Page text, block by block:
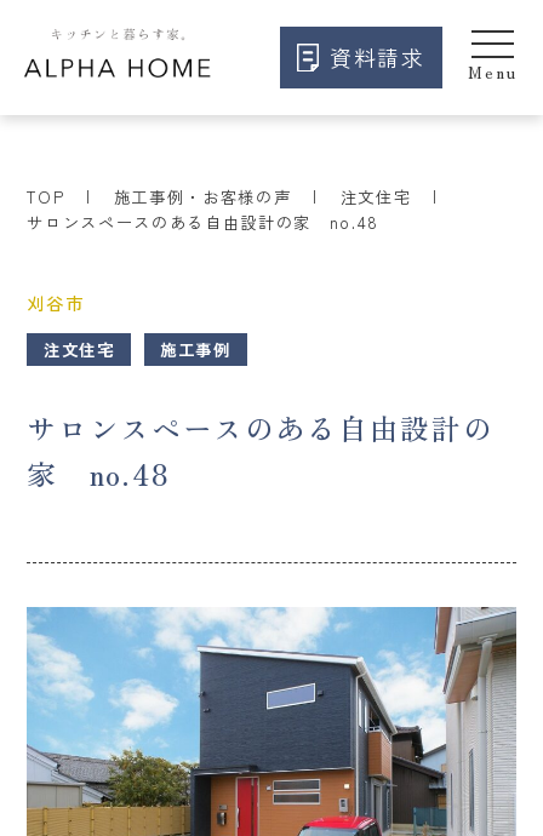
資料請求
TOP 施工事例・お客様の声
注文住宅
サロンスペースのある自由設計の家 no.48
刈谷市
注文住宅 施工事例
サロンスペースのある自由設計の
家 no.48